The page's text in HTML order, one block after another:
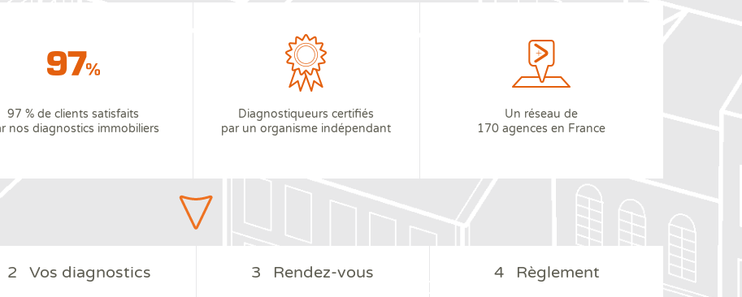
97 % de clients satisfaits
nos diagnostics immobiliers
Diagnostiqueurs certifiés
par un organisme indépendant
Un réseau de
170 agences en France
2 Vos diagnostics 3 Rendez-vous 4 Règlement